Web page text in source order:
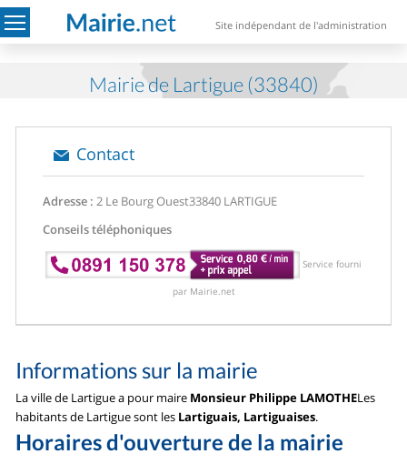
Site indépendant de l'administration
Mairie de Lartigue (33840)
Contact
Adresse : 2 Le Bourg Ouest33840 LARTIGUE
Conseils téléphoniques
Service fourni
par Mairie.net
Informations sur la mairie
La ville de Lartigue a pour maire Monsieur Philippe LAMOTHELes
habitants de Lartigue sont les Lartiguais, Lartiguaises.
Horaires d'ouverture de la mairie